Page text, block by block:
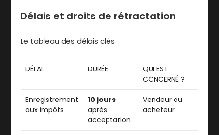
Délais et droits de rétractation
Le tableau des délais clés
DÉLAI DURÉE
QUI EST
CONCERNÉ ?
Enregistrement
aux impôts
10 jours
après
acceptation
Vendeur ou
acheteur